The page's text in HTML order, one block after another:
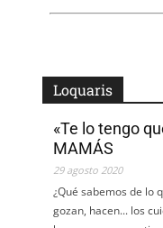
Loquaris
«Te lo tengo
MAMÁS
29 agosto 2020
¿Qué sabemos de lo
gozan, hacen... los